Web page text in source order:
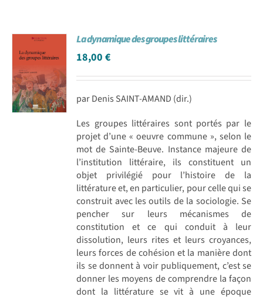
La dynamique des groupes littéraires
18,00€
par Denis SAINT-AMAND (dir.)
Les groupes littéraires sont portés par le
projet d’une « oeuvre commune », selon le
mot de Sainte-Beuve. Instance majeure de
l’institution littéraire, ils constituent un
objet privilégié pour l’histoire de la
littérature et, en particulier, pour celle qui se
construit avec les outils de la sociologie. Se
pencher sur leurs mécanismes de
constitution et ce qui conduit à leur
dissolution, leurs rites et leurs croyances,
leurs forces de cohésion et la manière dont
ils se donnent à voir publiquement, c’est se
donner les moyens de comprendre la façon
dont la littérature se vit à une époque